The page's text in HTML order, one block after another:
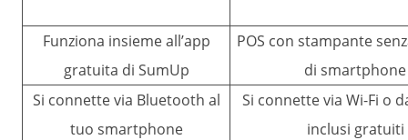
Funziona insieme all’app
gratuita di SumUp
POS con stampante
di smartphone
Si connette via Bluetooth al
tuo smartphone
Si connette via Wi-Fi o
inclusi gratuiti